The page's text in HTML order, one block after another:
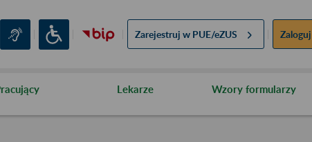
Zarejestruj w PUE/eZUS
Lekarze Wzory formularzy